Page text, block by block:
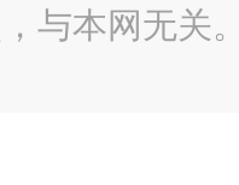
与本网无关